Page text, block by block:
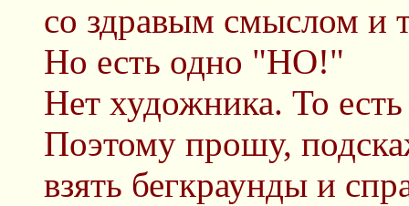
со здравым смыслом и
Но есть одно "НО!"
Нет художника. То
Поэтому прошу,
взять бегкраунды и